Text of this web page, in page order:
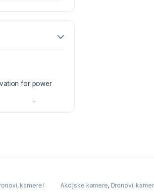
for power
way audio
kamere I
Akcijske kamere, Dronovi,